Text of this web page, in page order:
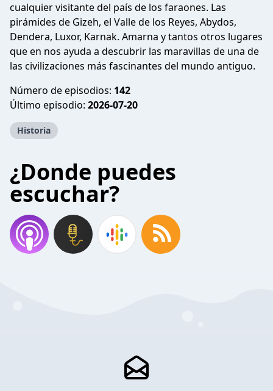
cualquier visitante del país de los faraones. Las
pirámides de Gizeh, el Valle de los Reyes, Abydos,
Dendera, Luxor, Karnak. Amarna y tantos otros lugares
que en nos ayuda a descubrir las maravillas de una de
las civilizaciones más fascinantes del mundo antiguo.
Número de episodios: 142
Último episodio: 2026-07-20
Historia
¿Donde puedes
escuchar?